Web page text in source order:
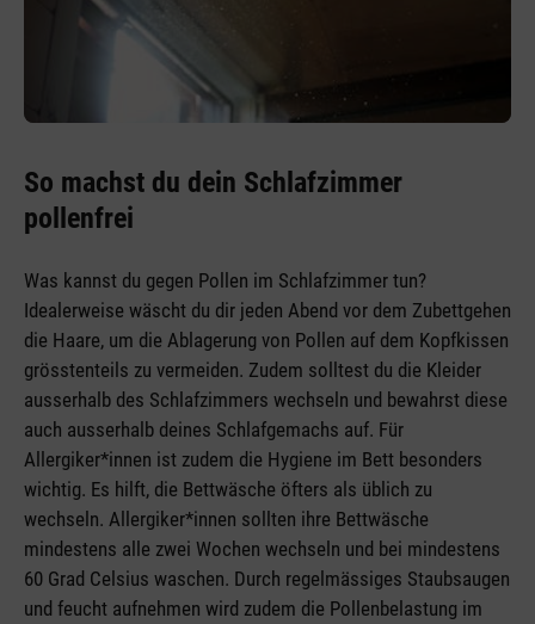
So machst du dein Schlafzimmer
pollenfrei
Was kannst du gegen Pollen im Schlafzimmer tun?
Idealerweise wäscht du dir jeden Abend vor dem Zubettgehen
die Haare, um die Ablagerung von Pollen auf dem Kopfkissen
grösstenteils zu vermeiden. Zudem solltest du die Kleider
ausserhalb des Schlafzimmers wechseln und bewahrst diese
auch ausserhalb deines Schlafgemachs auf. Für
Allergiker*innen ist zudem die Hygiene im Bett besonders
wichtig. Es hilft, die Bettwäsche öfters als üblich zu
wechseln. Allergiker*innen sollten ihre Bettwäsche
mindestens alle zwei Wochen wechseln und bei mindestens
60 Grad Celsius waschen. Durch regelmässiges Staubsaugen
und feucht aufnehmen wird zudem die Pollenbelastung im